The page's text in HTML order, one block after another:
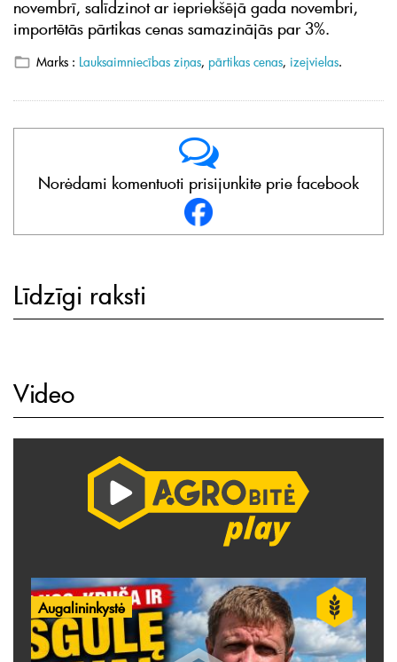
novembrī, salīdzinot ar iepriekšējā gada novembri,
importētās pārtikas cenas samazinājās par 3%.
Marks : Lauksaimniecības ziņas, pārtikas cenas, izejvielas.
Norėdami komentuoti prisijunkite prie facebook
Līdzīgi raksti
Video
Augalininkystė